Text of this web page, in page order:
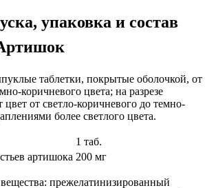
упаковка и состав
таблетки, покрытые оболочкой, от
коричневого цвета; на разрезе
цвет от светло-коричневого до темно-
более светлого цвета.
1 таб.
артишока 200 мг
прежелатинизированный